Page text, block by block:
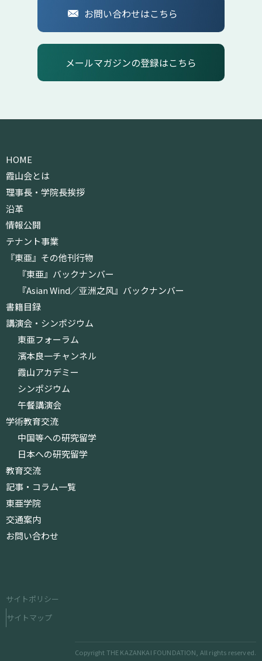
お問い合わせはこちら
メールマガジンの登録はこちら
HOME
霞山会とは
理事長・学院長挨拶
沿革
情報公開
テナント事業
『東亜』その他刊行物
『東亜』バックナンバー
『Asian Wind／亚洲之风』バックナンバー
書籍目録
講演会・シンポジウム
東亜フォーラム
濱本良一チャンネル
霞山アカデミー
シンポジウム
午餐講演会
学術教育交流
中国等への研究留学
日本への研究留学
教育交流
記事・コラム一覧
東亜学院
交通案内
お問い合わせ
サイトポリシー
サイトマップ
Copyright THE KAZANKAI FOUNDATION, All rights reserved.